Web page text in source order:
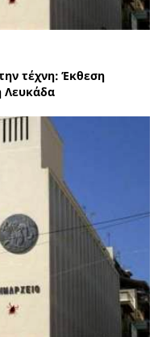
τέχνη: Έκθεση
Λευκάδα